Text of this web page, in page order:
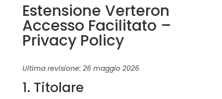
Estensione Verteron
Accesso Facilitato –
Privacy Policy
Ultima revisione: 26 maggio 2026
1. Titolare